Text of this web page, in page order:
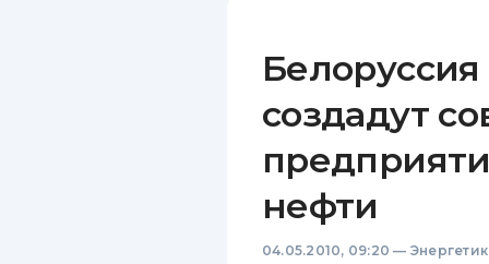
создадут
нефти
04.05.2010, 09:20 —